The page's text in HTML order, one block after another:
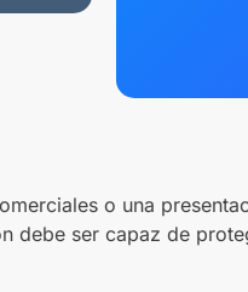
o una
debe ser capaz de